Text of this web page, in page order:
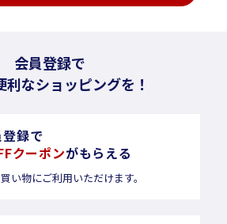
会員登録で
利なショッピングを！
録で
クーポンがもらえる
い物にご利用いただけます。